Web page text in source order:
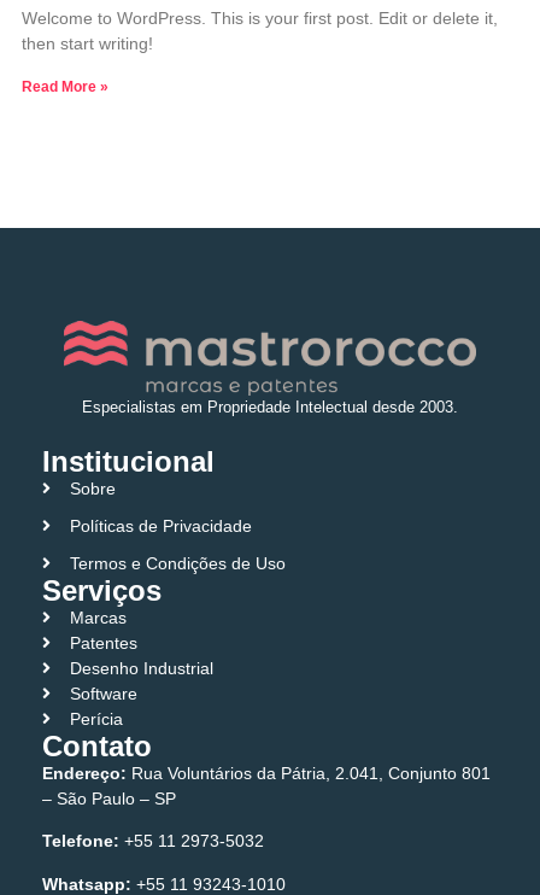
Welcome to WordPress. This is your first post. Edit or delete it,
then start writing!
Read More »
Especialistas em Propriedade Intelectual desde 2003.
Institucional
Sobre
Políticas de Privacidade
Termos e Condições de Uso
Serviços
Marcas
Patentes
Desenho Industrial
Software
Perícia
Contato
Endereço: Rua Voluntários da Pátria, 2.041, Conjunto 801
– São Paulo – SP
Telefone: +55 11 2973-5032
Whatsapp: +55 11 93243-1010